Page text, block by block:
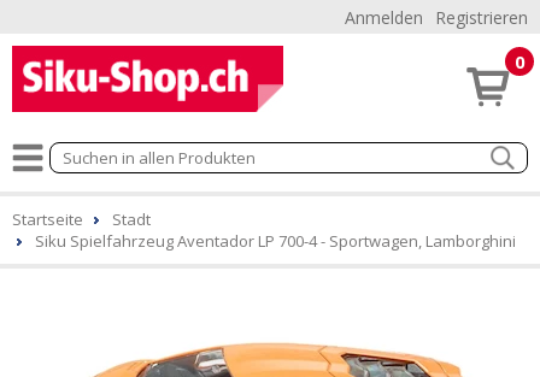
Anmelden Registrieren
0
Startseite
Stadt
Siku Spielfahrzeug Aventador LP 700-4 - Sportwagen, Lamborghini